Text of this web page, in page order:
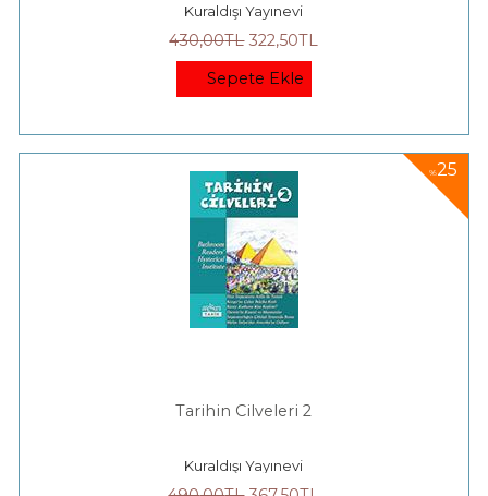
Kuraldışı Yayınevi
430,00TL 322,50TL
Sepete Ekle
%25
Tarihin Cilveleri 2
Kuraldışı Yayınevi